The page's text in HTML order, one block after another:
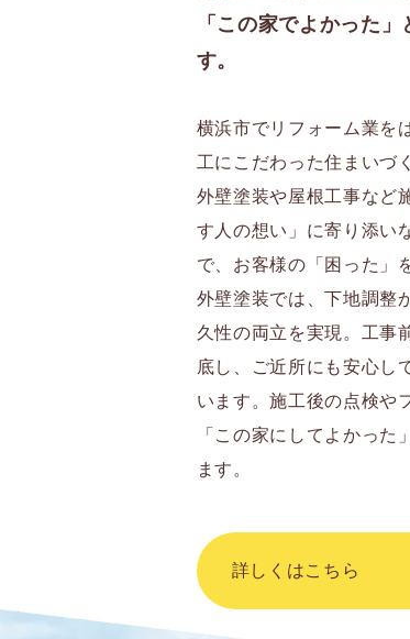
「この家でよかった
す。
横浜市でリフォーム業を
工にこだわった住まいづ
外壁塗装や屋根工事など
す人の想い」に寄り添い
で、お客様の「困った」
外壁塗装では、下地調整
久性の両立を実現。工事
底し、ご近所にも安心し
います。施工後の点検や
「この家にしてよかっ
ます。
詳しくはこちら